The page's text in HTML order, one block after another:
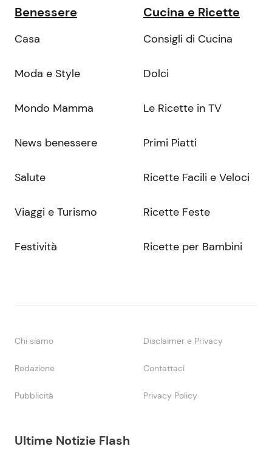
Ultime Notizie Flash
Benessere
Casa
Moda e Style
Mondo Mamma
News benessere
Salute
Viaggi e Turismo
Festività
Cucina e Ricette
Consigli di Cucina
Dolci
Le Ricette in TV
Primi Piatti
Ricette Facili e Veloci
Ricette Feste
Ricette per Bambini
Chi siamo Disclaimer e Privacy
Redazione Contattaci
Pubblicità Privacy Policy